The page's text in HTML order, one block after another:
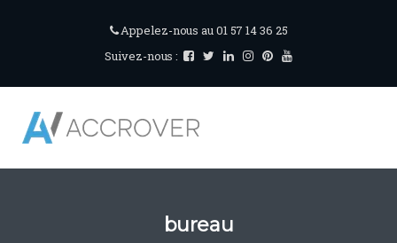
Appelez-nous au 01 57 14 36 25
Suivez-nous :
bureau